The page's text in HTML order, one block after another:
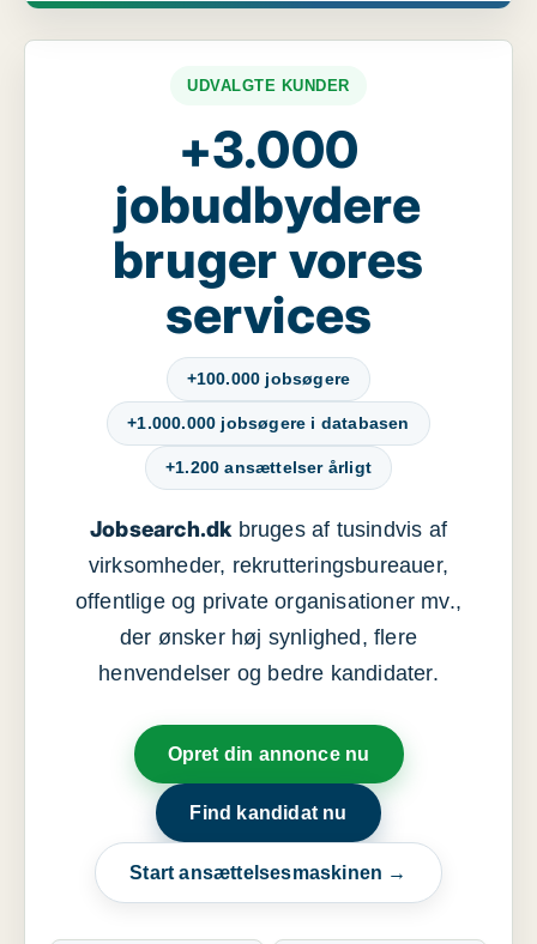
UDVALGTE KUNDER
+3.000
jobudbydere
bruger vores
services
+100.000 jobsøgere
+1.000.000 jobsøgere i databasen
+1.200 ansættelser årligt
Jobsearch.dkbruges af tusindvis af
virksomheder, rekrutteringsbureauer,
offentlige og private organisationer mv.,
der ønsker høj synlighed, flere
henvendelser og bedre kandidater.
Opret din annonce nu
Find kandidat nu
Start ansættelsesmaskinen →